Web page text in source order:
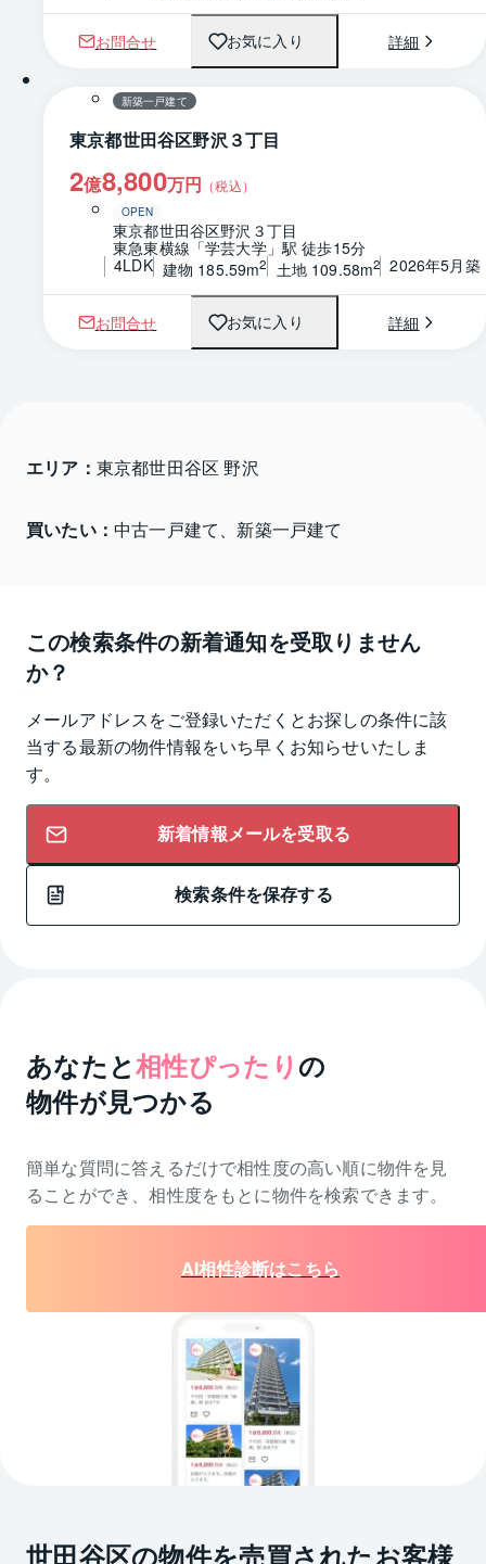
お問合せ お気に入り 詳細
1 / 0 間取り
新築一戸建て
東京都世田谷区野沢３丁目
2億8,800万円 （税込）
OPEN
東京都世田谷区野沢３丁目
東急東横線「学芸大学」駅 徒歩15分
4LDK 建物 185.59m2 土地 109.58m2 2026年5月築
お問合せ お気に入り 詳細
エリア： 東京都世田谷区 野沢
買いたい： 中古一戸建て、新築一戸建て
この検索条件の新着通知を受取りません
か？
メールアドレスをご登録いただくとお探しの条件に該
当する最新の物件情報をいち早くお知らせいたしま
す。
新着情報メールを受取る
検索条件を保存する
あなたと相性ぴったり の
物件が見つかる
簡単な質問に答えるだけで相性度の高い順に物件を 見
ることができ、相性度をもとに物件を検索できます。
AI相性診断はこちら
世田谷区の物件を売買されたお客様